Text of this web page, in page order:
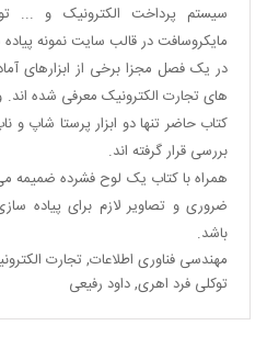
سیستم پرداخت الکترونیک و ...
مایکروسافت در قالب سایت نمونه
در یک فصل مجزا برخی از ابزارهای
های تجارت الکترونیک معرفی شده
کتاب حاضر تنها دو ابزار پرستا شاپ
بررسی قرار گرفته اند.
همراه با کتاب یک لوح فشرده ضمیمه
ضروری و تصاویر لازم برای پیاده
باشد.
مهندسی فناوری اطلاعات, تجارت
توکلی فرد اهری,داود رفیعی